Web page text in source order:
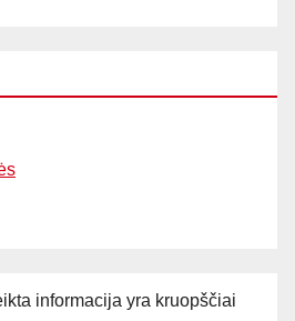
informacija yra kruopščiai